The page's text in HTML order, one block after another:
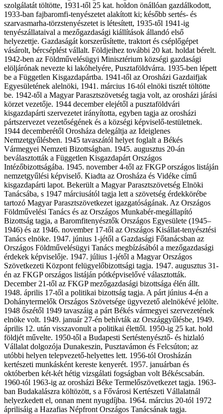
szolgálatát töltötte, 1931-től 25 kat. holdon önállóan gazdálkodott,
1933-ban fajbaromfi-tenyészetet alakított ki; később sertés- és
szarvasmarha-törzstenyészetet is létesített, 1935-től 1941-ig
tenyészállataival a mezőgazdasági kiállítások állandó első
helyezettje. Gazdaságát korszerűsítette, traktort és cséplőgépet
vásárolt, bércséplést vállalt. Földjeihez további 20 kat. holdat bérelt.
1942-ben az Földművelésügyi Minisztérium községi gazdasági
elöljárónak nevezte ki lakóhelyére, Pusztaföldvárra. 1935-ben lépett
be a Független Kisgazdapártba. 1941-től az Orosházi Gazdaifjak
Egyesületének alelnöki, 1941. március 16-tól elnöki tisztét töltötte
be. 1942-től a Magyar Parasztszövetség tagja volt, az orosházi járási
körzet vezetője. 1944 december elejétől a pusztaföldvári
kisgazdapárti szervezetet irányította, egyben tagja az orosházi
pártszervezet vezetőségének és a községi képviselő-testületnek.
1944 decemberétől Orosháza delegáltja az Ideiglenes
Nemzetgyűlésben. 1945 tavaszától helyet foglalt a Békés
Vármegyei Nemzeti Bizottságban. 1945. augusztus 20-án
beválasztották a Független Kisgazdapárt Országos
Intézőbizottságába. 1945. november 4-től az FKGP országos listáján
nemzetgyűlési képviselő. Kiadta az Orosháza és Vidéke című
kisgazdapárti lapot. Bekerült a Magyar Parasztszövetség Elnöki
Tanácsába, s 1947 márciusától tagja lett a szövetség érdekkörébe
tartozó Magyar Parasztszövetkezet igazgatóságának. Az Országos
Földművelési Tanács és az Országos Munkabér-megállapító
Bizottság tagja, a Baromfitenyésztők Országos Egyesülete (1945–
1946) és az 1946. november 17-től az Országos Kisállat-tenyésztési
Tanács elnöke. 1947. június 1-jétől a Gazdasági Főtanácsban az
Országos Földművelésügyi Tanács megbízásából a mezőgazdasági
érdekek képviselője. 1947. július 1-jétől a Magyar Országos
Szövetkezeti Központ felügyelőbizottsági tagja. 1947. augusztus 31-
én az FKGP országos listáján pótképviselővé választották.
December 21-től az FKGP mezőgazdasági bizottsága élén állt.
1948. április 17-től a politikai bizottság tagja. A párt június 4-én a
Dohánytermelők Országos Szövetsége ügyvezető alelnökévé jelölte.
1948 őszétől 1949 tavaszáig a párt Békés vármegyei szervezetének
elnöke volt. 1949. január 27-én behívták az Országgyűlésbe, 1949.
április 12. után visszavonult a politikai élettől. 1950-ig 25 kat. hold
földjét művelte. 1950-től a Budapesti Sertéstenyésztő- és hizlaló
Vállalat dolgozója Dunakeszin, Pusztavámon és Felcsúton; az
utóbbi helyen telepvezető-helyettes lett. 1956-tól Orosházán
kertészeti munkásként kereste kenyerét. 1957. januárban és
októberben két-két hétig vizsgálati fogságban volt Békéscsabán.
1960-tól 1963-ig az orosházi Béke Termelőszövetkezet tagja. 1963-
ban Budakalászra költözött, s a Fővárosi Kertészeti Vállalatnál
helyezkedett el, onnan ment nyugdíjba. 1964. március 20-tól 1972
áprilisáig a Hazafias Népfront Országos Tanácsának tagja.